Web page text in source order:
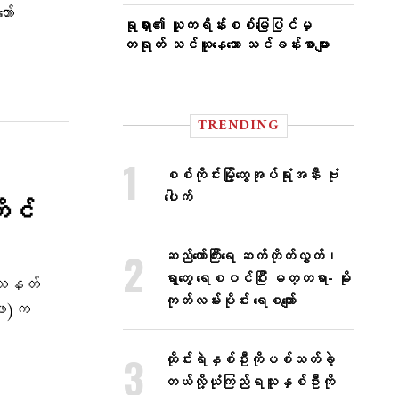
င်
ေနတ်
)က
ရုရှား၏ ယူကရိန်းစစ်မြေပြင်မှ
တရုတ် သင်ယူနေသော သင်ခန်းစာများ
TRENDING
စစ်ကိုင်းမြို့ထွေအုပ်ရုံးအနီး ဗုံး
ပေါက်
ဆည်တော်ကြီးရေ ဆက်တိုက်လွှတ်၊
ရွာတွေ ရေစဝင်ပြီး မတ္တရာ- မိုး
ကုတ်လမ်းပိုင်း ရေစကျော်
ထိုင်းရဲနှစ်ဦးကိုပစ်သတ်ခဲ့
တယ်လို့ယုံကြည်ရသူနှစ်ဦးကို